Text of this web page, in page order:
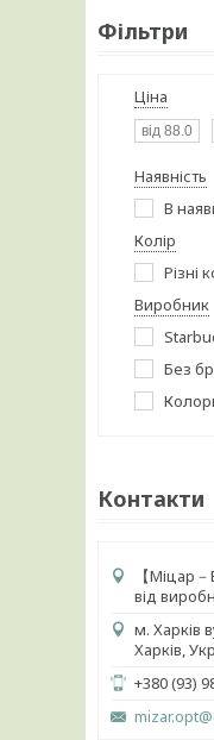
Фільтри
Ціна
Наявність
В
Колір
Різні
Виробник
Без
Контакти
【 Міцар
від
м. Харків
Харків,
+380 (93)